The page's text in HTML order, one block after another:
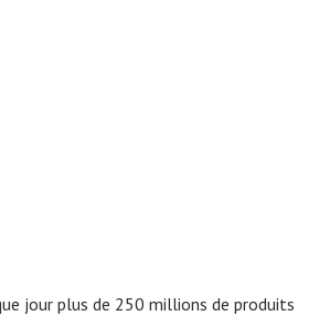
jour plus de 250 millions de produits